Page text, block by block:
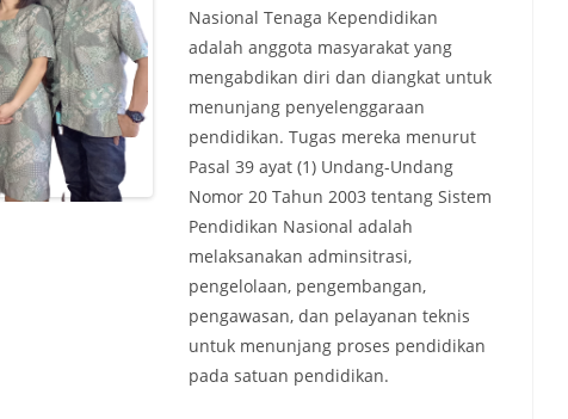
Nasional Tenaga Kependidikan
adalah anggota masyarakat yang
mengabdikan diri dan diangkat untuk
menunjang penyelenggaraan
pendidikan. Tugas mereka menurut
Pasal 39 ayat (1) Undang-Undang
Nomor 20 Tahun 2003 tentang Sistem
Pendidikan Nasional adalah
melaksanakan adminsitrasi,
pengelolaan, pengembangan,
pengawasan, dan pelayanan teknis
untuk menunjang proses pendidikan
pada satuan pendidikan.